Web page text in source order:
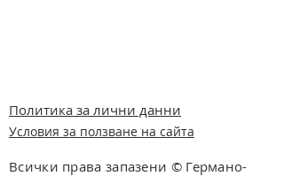
Политика за лични данни
Условия за ползване на сайта
Всички права запазени © Германо-